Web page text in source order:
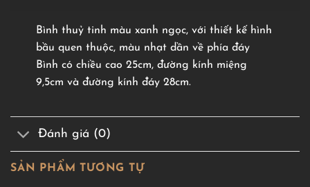
Bình thuỷ tinh màu xanh ngọc, với thiết kế hình
bầu quen thuộc, màu nhạt dần về phía đáy
Bình có chiều cao 25cm, đường kính miệng
9,5cm và đường kính đáy 28cm.
Đánh giá (0)
SẢN PHẨM TƯƠNG TỰ